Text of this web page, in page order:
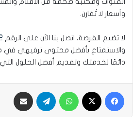
وأسعار لا تُقارن.
لا تضيع الفرصة، اتصل بنا الآن على الرقم
والاستمتاع بأفضل محتوى ترفيهي في
دائمًا لخدمتك وتقديم أفضل الحلول التي
فيسبوك واتساب تيلقرام